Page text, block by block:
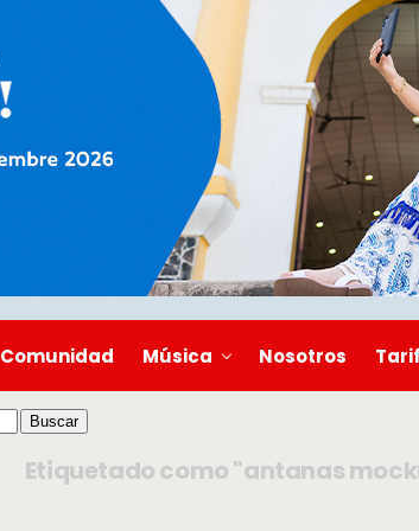
Comunidad Música Nosotros
Etiquetado como "antanas